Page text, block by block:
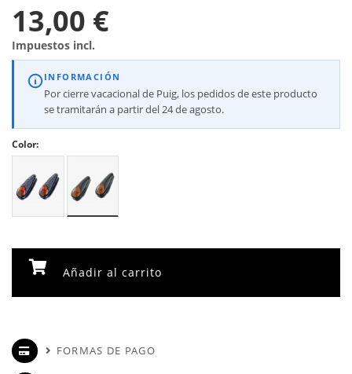
13,00 €
Impuestos incl.
INFORMACIÓN
Por cierre vacacional de Puig, los pedidos de este producto
se tramitarán a partir del 24 de agosto.
Color:
Añadir al carrito
FORMAS DE PAGO